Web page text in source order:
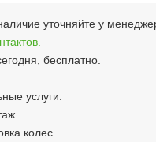
уточняйте у
бесплатно.
услуги:
колес